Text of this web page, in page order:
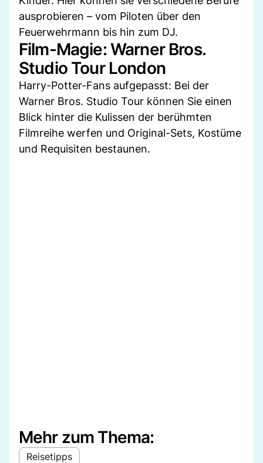
ausprobieren – vom Piloten über den
Feuerwehrmann bis hin zum DJ.
Film-Magie: Warner Bros.
Studio Tour London
Harry-Potter-Fans aufgepasst: Bei der
Warner Bros. Studio Tour können Sie einen
Blick hinter die Kulissen der berühmten
Filmreihe werfen und Original-Sets, Kostüme
und Requisiten bestaunen.
Mehr zum Thema:
Reisetipps